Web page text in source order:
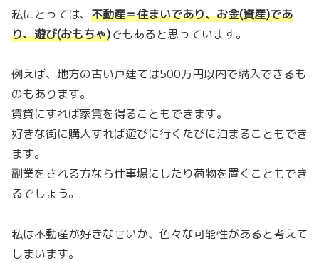
私にとっては、 不動産＝住まいであり、お金(資産)であ
り、遊び(おもちゃ)でもあると思っています。
例えば、地方の古い戸建ては500万円以内で購入できるも
のもあります。
賃貸にすれば家賃を得ることもできます。
好きな街に購入すれば遊びに行くたびに泊まることもでき
ます。
副業をされる方なら仕事場にしたり荷物を置くこともでき
るでしょう。
私は不動産が好きなせいか、色々な可能性があると考えて
しまいます。